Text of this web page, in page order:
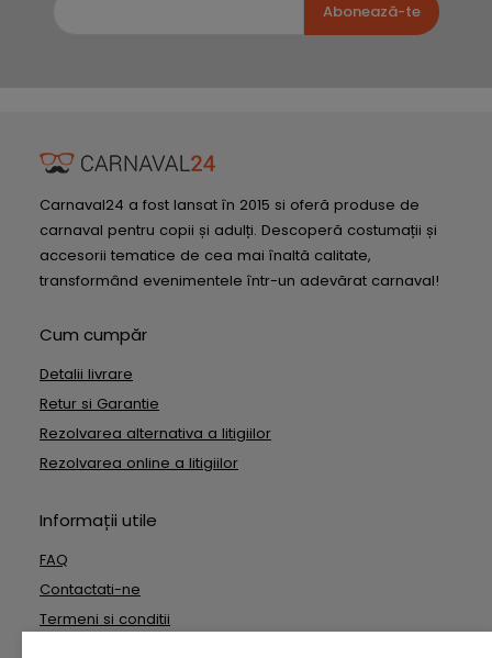
Abonează-te
Carnaval24 a fost lansat în 2015 si oferă produse de
carnaval pentru copii și adulți. Descoperă costumații și
accesorii tematice de cea mai înaltă calitate,
transformând evenimentele într-un adevărat carnaval!
Cum cumpăr
Detalii livrare
Retur si Garantie
Rezolvarea alternativa a litigiilor
Rezolvarea online a litigiilor
Informații utile
FAQ
Contactati-ne
Termeni si conditii